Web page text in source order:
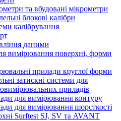
та вбудовані мікрометри
блокові калібри
калібрування
даними
вимірювання поверхні, форми
прилади круглої форми
затискні системи для
приладів
для вимірювання контуру
для вимірювання шорсткості
Surftest SJ, SV та AVANT